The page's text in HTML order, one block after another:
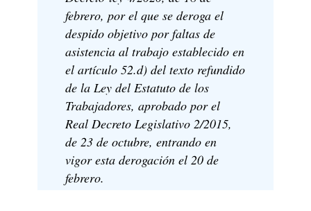
febrero, por el que se deroga el
despido objetivo por faltas de
asistencia al trabajo establecido en
el artículo 52.d) del texto refundido
de la Ley del Estatuto de los
Trabajadores, aprobado por el
Real Decreto Legislativo 2/2015,
de 23 de octubre, entrando en
vigor esta derogación el 20 de
febrero.